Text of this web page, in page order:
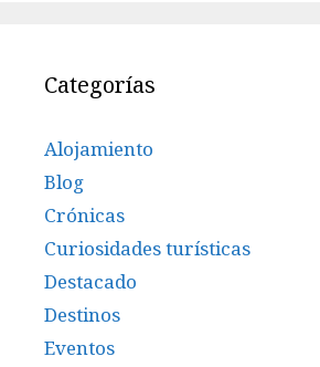
Categorías
Alojamiento
Blog
Crónicas
Curiosidades turísticas
Destacado
Destinos
Eventos